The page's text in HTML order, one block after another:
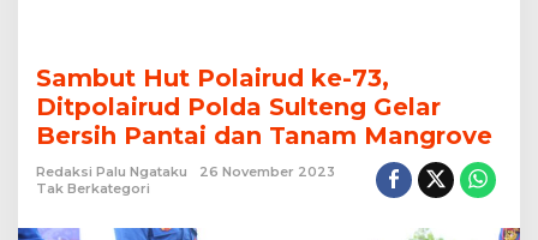
Sambut Hut Polairud ke-73,
Ditpolairud Polda Sulteng Gelar
Bersih Pantai dan Tanam Mangrove
Redaksi Palu Ngataku
26 November 2023
Tak Berkategori